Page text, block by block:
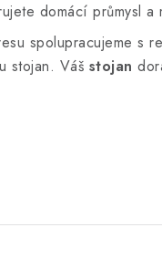
domácí průmysl a
spolupracujeme s
stojan. Váš stojan